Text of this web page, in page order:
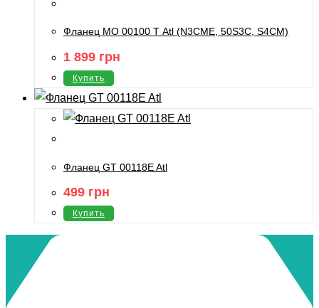
Фланец МО 00100 Т Atl (N3CME, 50S3C, S4CM)
1 899 грн
Купить
Фланец GT 00118E Atl
499 грн
Купить